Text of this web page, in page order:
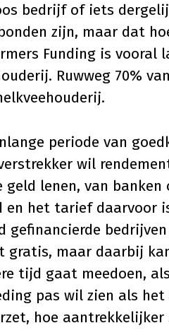
bedrijf of iets
zijn, maar dat
Funding is vooral
Ruwweg 70%
periode van
wil
lenen, van
en het tarief daarvoor
gefinancierde
gratis, maar daarbij
tijd gaat meedoen,
pas wil zien als
hoe aantrekkelijker